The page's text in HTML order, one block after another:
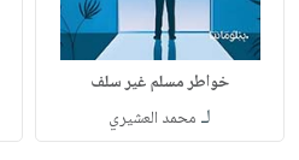
خواطر مسلم غير سلف
لـ محمد العشيري